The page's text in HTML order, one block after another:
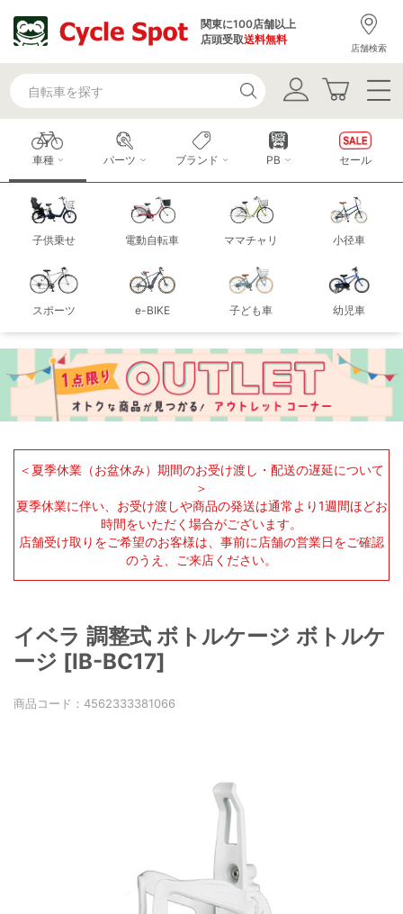
関東に100店舗以上
店頭受取送料無料
店舗検索
車種
子供乗せ 電動自転車 ママチャリ 小径車
スポーツ e-BIKE 子ども車 幼児車
パーツ ブランド PB セール
＜夏季休業（お盆休み）期間のお受け渡し・配送の遅延について
＞
夏季休業に伴い、お受け渡しや商品の発送は通常より1週間ほどお
時間をいただく場合がございます。
店舗受け取りをご希望のお客様は、事前に店舗の営業日をご確認
のうえ、ご来店ください。
イベラ 調整式 ボトルケージ ボトルケ
ージ [IB-BC17]
商品コード： 4562333381066